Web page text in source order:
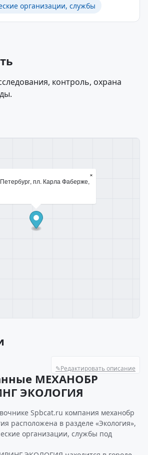
организации, службы
контроль, охрана
пл. Карла Фаберже,
×
✎Редактировать описание
МЕХАНОБР
ЭКОЛОГИЯ
Spbcat.ru компания механобр
расположена в разделе «Экология»,
организации, службы под